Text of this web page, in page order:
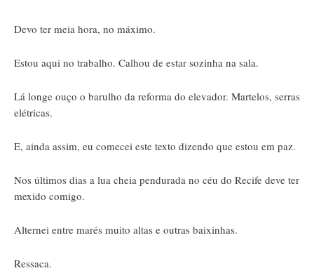
Devo ter meia hora, no máximo.
Estou aqui no trabalho. Calhou de estar sozinha na sala.
Lá longe ouço o barulho da reforma do elevador. Martelos, serras
elétricas.
E, ainda assim, eu comecei este texto dizendo que estou em paz.
Nos últimos dias a lua cheia pendurada no céu do Recife deve ter
mexido comigo.
Alternei entre marés muito altas e outras baixinhas.
Ressaca.